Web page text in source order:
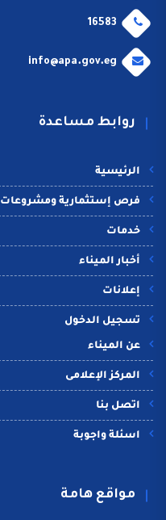
16583
info@apa.gov.eg
روابط مساعدة
الرئيسية
فرص إستثمارية ومشروعات
خدمات
أخبار الميناء
إعلانات
تسجيل الدخول
عن الميناء
المركز الإعلامى
اتصل بنا
اسئلة واجوبة
مواقع هامة